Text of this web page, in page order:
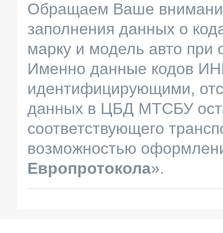
Обращаем Ваше
заполнения данных о
марку и модель авто
Именно данные кодов
идентифицирующими,
данных в ЦБД МТСБУ
соответствующего
возможностью
Европротокола».